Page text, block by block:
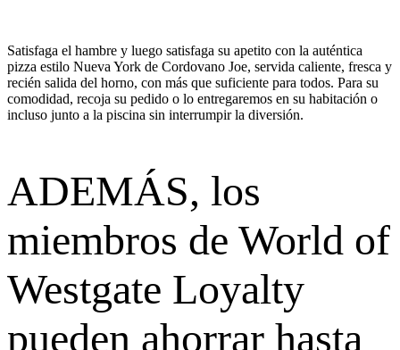
Satisfaga el hambre y luego satisfaga su apetito con la auténtica
pizza estilo Nueva York de Cordovano Joe, servida caliente, fresca y
recién salida del horno, con más que suficiente para todos. Para su
comodidad, recoja su pedido o lo entregaremos en su habitación o
incluso junto a la piscina sin interrumpir la diversión.
ADEMÁS, los
miembros de World of
Westgate Loyalty
pueden ahorrar hasta